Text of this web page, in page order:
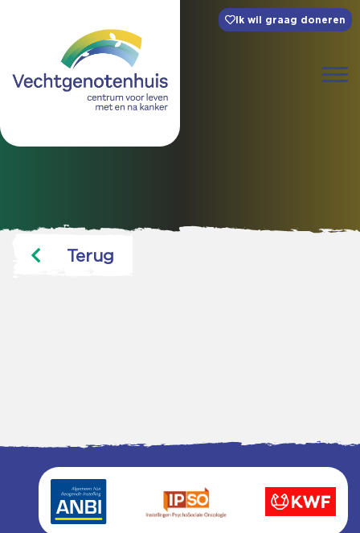
Ik wil graag doneren
Terug